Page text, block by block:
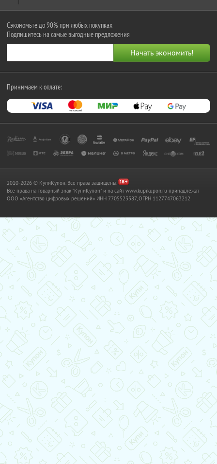
Сэкономьте до 90% при любых покупках
Подпишитесь на самые выгодные предложения
Принимаем к оплате:
2010-2026 © КупиКупон. Все права защищены.
Все права на товарный знак "КупиКупон" и на сайт www.kupikupon.ru принадлежат
OOO «Агентство цифровых решений» ИНН 7705523387, ОГРН 1127747063212